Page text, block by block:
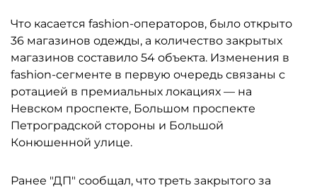
Что касается fashion-операторов, было открыто
36 магазинов одежды, а количество закрытых
магазинов составило 54 объекта. Изменения в
fashion-сегменте в первую очередь связаны с
ротацией в премиальных локациях — на
Невском проспекте, Большом проспекте
Петроградской стороны и Большой
Конюшенной улице.
Ранее "ДП" сообщал, что треть закрытого за